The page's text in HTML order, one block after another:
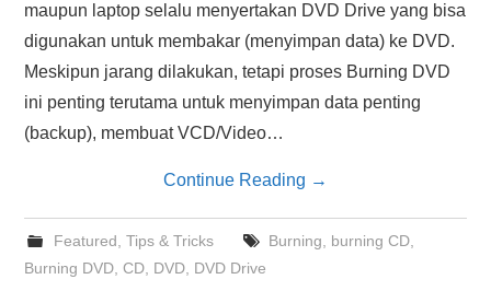
maupun laptop selalu menyertakan DVD Drive yang bisa
digunakan untuk membakar (menyimpan data) ke DVD.
Meskipun jarang dilakukan, tetapi proses Burning DVD
ini penting terutama untuk menyimpan data penting
(backup), membuat VCD/Video…
Continue Reading →
Featured Tips & Tricks Burning burning CD,
Burning DVD ,CD DVD DVD Drive